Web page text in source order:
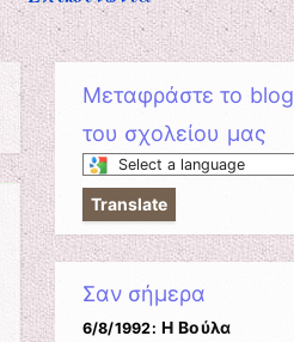
Μεταφράστε το blog
του σχολείου μας
Select
a
to
this
page
Translate
Σαν σήμερα
6/8/1992: Η Βούλα